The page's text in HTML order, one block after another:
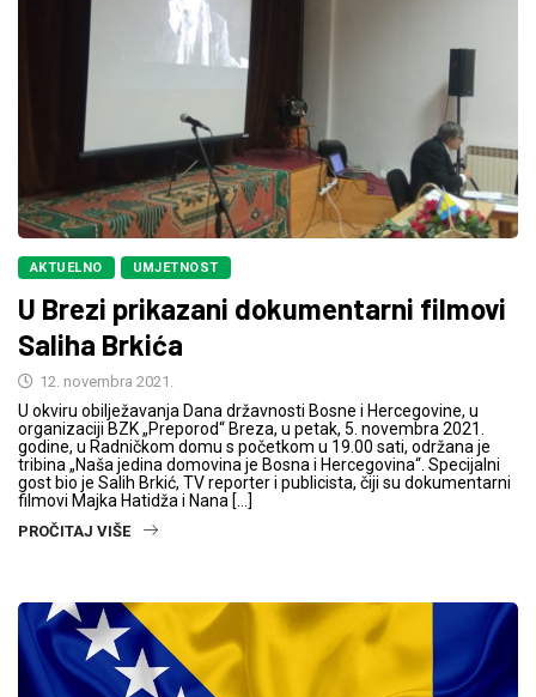
AKTUELNO UMJETNOST
U Brezi prikazani dokumentarni filmovi
Saliha Brkića
12. novembra 2021.
U okviru obilježavanja Dana državnosti Bosne i Hercegovine, u
organizaciji BZK „Preporod“ Breza, u petak, 5. novembra 2021.
godine, u Radničkom domu s početkom u 19.00 sati, održana je
tribina „Naša jedina domovina je Bosna i Hercegovina“. Specijalni
gost bio je Salih Brkić, TV reporter i publicista, čiji su dokumentarni
filmovi Majka Hatidža i Nana […]
PROČITAJ VIŠE